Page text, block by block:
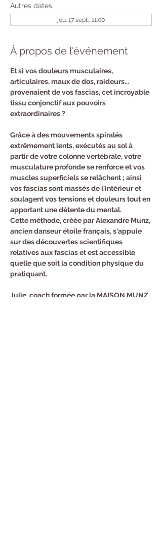
Autres dates
jeu. 17 sept., 11:00
À propos de l'événement
​Et si vos douleurs musculaires,
articulaires, maux de dos, raideurs...
provenaient de vos fascias, cet incroyable
tissu conjonctif aux pouvoirs
extraordinaires ?
Grâce à des mouvements spiralés
extrêmement lents, exécutés au sol à
partir de votre colonne vertébrale, votre
musculature profonde se renforce et vos
muscles superficiels se relâchent ; ainsi
vos fascias sont massés de l'intérieur et
soulagent vos tensions et douleurs tout en
apportant une détente du mental.
Cette méthode, créée par Alexandre Munz,
ancien danseur étoile français, s'appuie
sur des découvertes scientifiques
relatives aux fascias et est accessible
quelle que soit la condition physique du
pratiquant.
Julie, coach formée par la MAISON MUNZ,